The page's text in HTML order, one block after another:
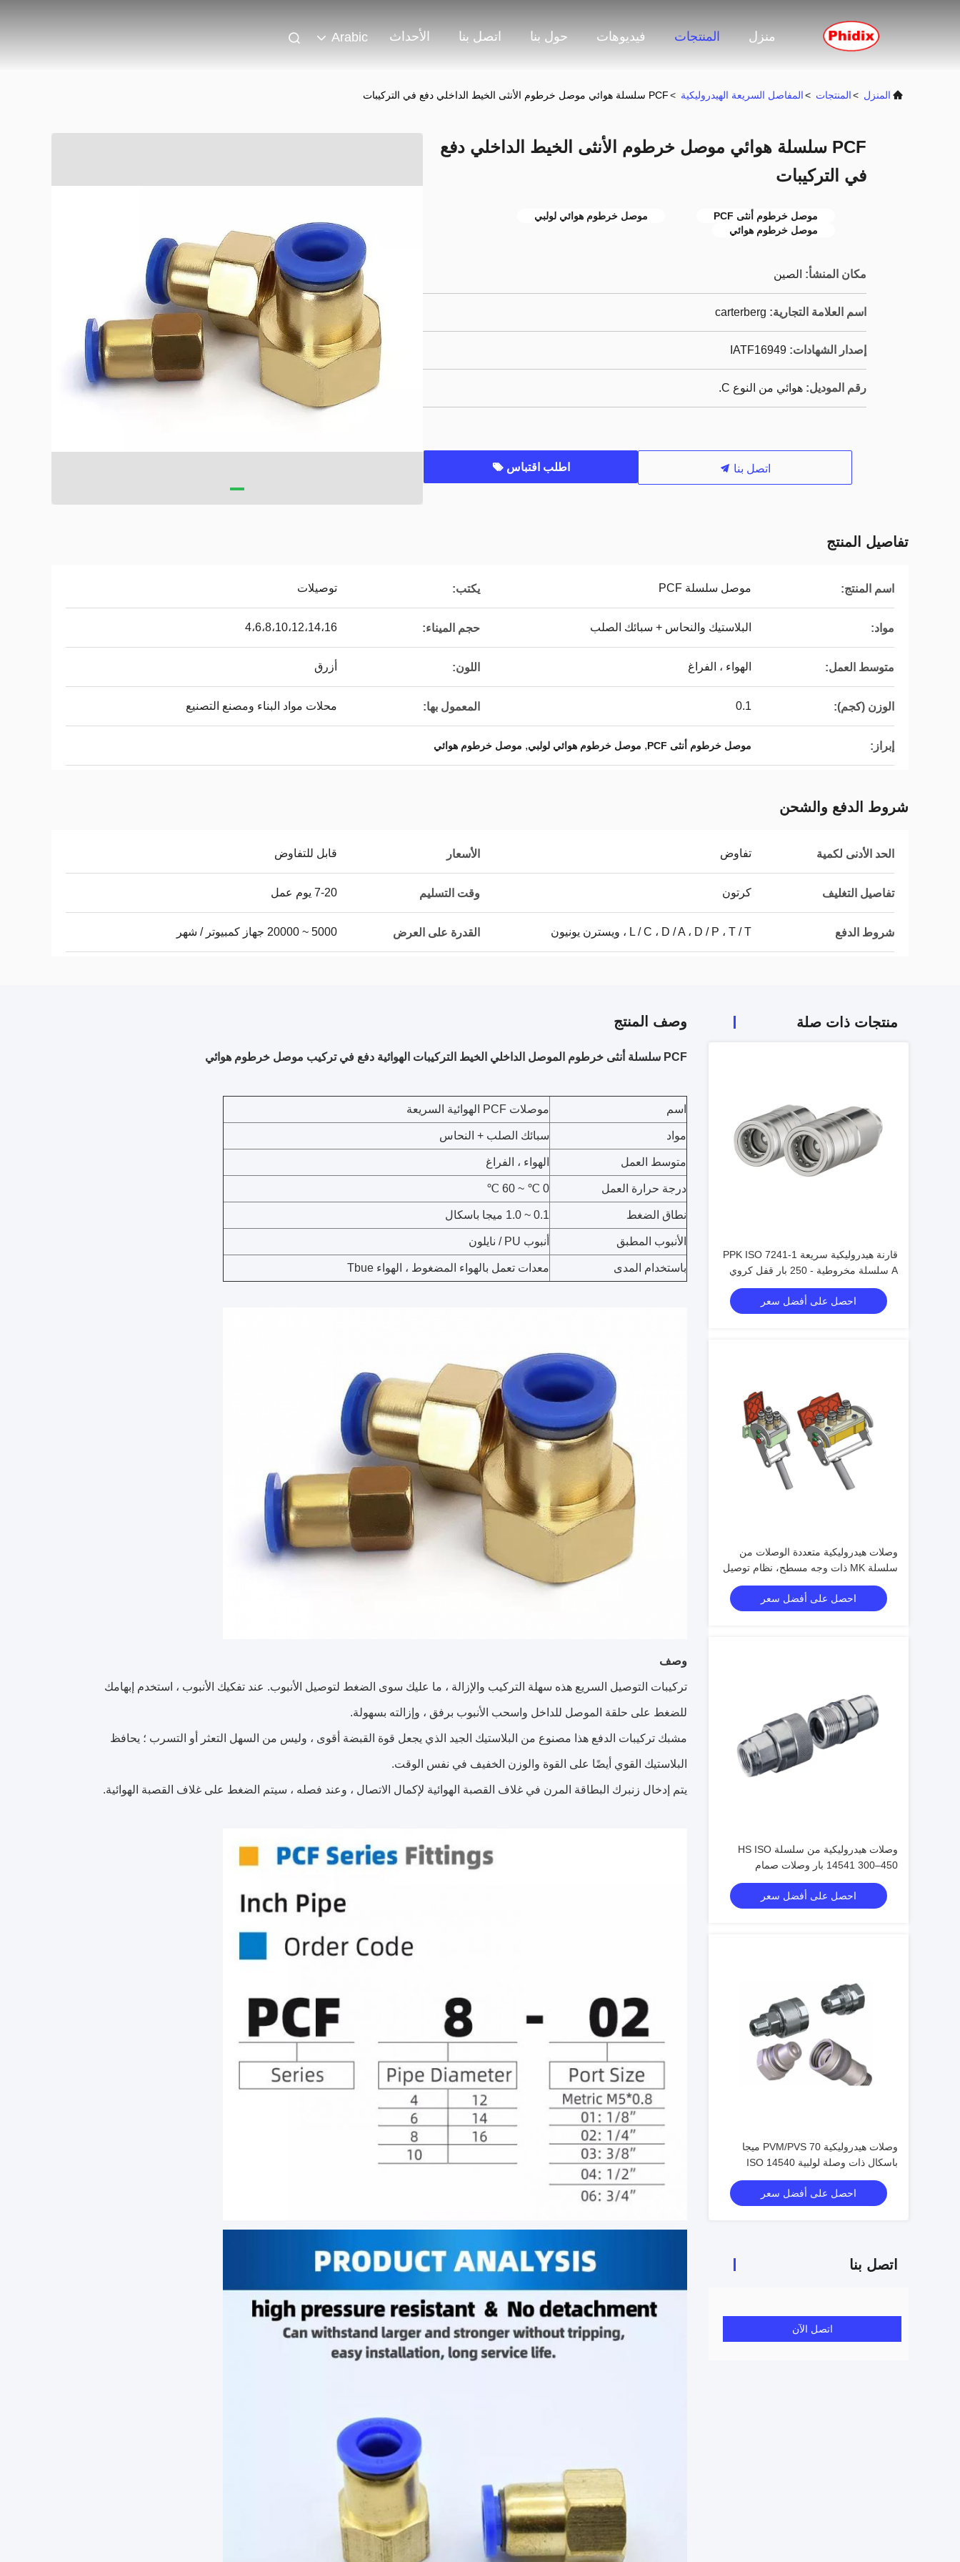
منزل المنتجات فيديوهات حول بنا اتصل بنا الأحداث Arabic
المنزل >المنتجات >المفاصل السريعة الهيدروليكية >PCF سلسلة هوائي موصل خرطوم الأنثى الخيط الداخلي دفع في التركيبات
PCF سلسلة هوائي موصل خرطوم الأنثى الخيط الداخلي دفع
في التركيبات
موصل خرطوم أنثى PCF
موصل خرطوم هوائي لولبي
موصل خرطوم هوائي
مكان المنشأ: الصين
اسم العلامة التجارية: carterberg
إصدار الشهادات: IATF16949
رقم الموديل: هوائي من النوع C.
اتصل بنا اطلب اقتباس
تفاصيل المنتج
اسم المنتج: موصل سلسلة PCF يكتب: توصيلات
مواد: البلاستيك والنحاس + سبائك الصلب حجم الميناء: 4،6،8،10،12،14،16
متوسط ​​العمل: الهواء ، الفراغ اللون: أزرق
الوزن (كجم): 0.1 المعمول بها: محلات مواد البناء ومصنع التصنيع
إبراز: موصل خرطوم أنثى PCF , موصل خرطوم هوائي لولبي, موصل خرطوم هوائي
شروط الدفع والشحن
الحد الأدنى لكمية تفاوض الأسعار قابل للتفاوض
تفاصيل التغليف كرتون وقت التسليم 7-20 يوم عمل
شروط الدفع L / C ، D / A ، D / P ، T / T ، ويسترن يونيون القدرة على العرض 5000 ~ 20000 جهاز كمبيوتر / شهر
منتجات ذات صلة
قارنة هيدروليكية سريعة PPK ISO 7241-1
A سلسلة مخروطية - 250 بار قفل كروي
فولاذي للآلات الثقيلة
احصل على أفضل سعر
وصلات هيدروليكية متعددة الوصلات من
سلسلة MK ذات وجه مسطح، نظام توصيل
سريع بقفل الكامة وفقًا لمعيار ISO
احصل على أفضل سعر
وصلات هيدروليكية من سلسلة HS ISO
14541 300–450 بار وصلات صمام
مخروطي للتوصيل الملولب
احصل على أفضل سعر
وصلات هيدروليكية PVM/PVS 70 ميجا
باسكال ذات وصلة لولبية ISO 14540
موصلات صمام مخروطي عالي الضغط
احصل على أفضل سعر
اتصل بنا
اتصل الآن
وصف المنتج
PCF سلسلة أنثى خرطوم الموصل الداخلي الخيط التركيبات الهوائية دفع في تركيب موصل خرطوم هوائي
اسم موصلات PCF الهوائية السريعة
مواد سبائك الصلب + النحاس
متوسط ​​العمل الهواء ، الفراغ
درجة حرارة العمل 0 ℃ ~ 60 ℃
نطاق الضغط 0.1 ~ 1.0 ميجا باسكال
الأنبوب المطبق أنبوب PU / نايلون
باستخدام المدى معدات تعمل بالهواء المضغوط ، الهواء Tbue
وصف
تركيبات التوصيل السريع هذه سهلة التركيب والإزالة ، ما عليك سوى الضغط لتوصيل الأنبوب. عند تفكيك الأنبوب ، استخدم إبهامك
للضغط على حلقة الموصل للداخل واسحب الأنبوب برفق ، وإزالته بسهولة.
مشبك تركيبات الدفع هذا مصنوع من البلاستيك الجيد الذي يجعل قوة القبضة أقوى ، وليس من السهل التعثر أو التسرب ؛ يحافظ
البلاستيك القوي أيضًا على القوة والوزن الخفيف في نفس الوقت.
يتم إدخال زنبرك البطاقة المرن في غلاف القصبة الهوائية لإكمال الاتصال ، وعند فصله ، سيتم الضغط على غلاف القصبة الهوائية.